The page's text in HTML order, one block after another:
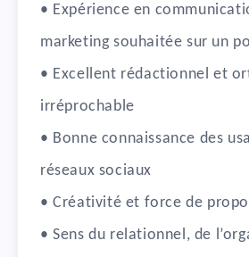
• Expérience en
marketing souhaitée sur un
• Excellent rédactionnel et
irréprochable
• Bonne connaissance des
réseaux sociaux
• Créativité et force de
• Sens du relationnel, de